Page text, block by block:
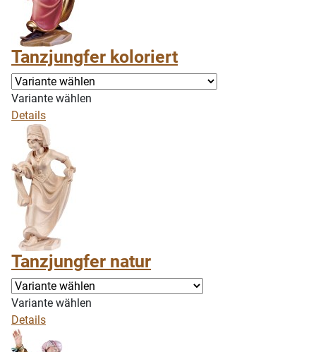
Tanzjungfer koloriert
Variante wählen
Details
Tanzjungfer natur
Variante wählen
Details